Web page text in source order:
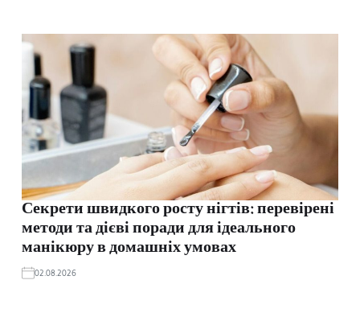
Секрети швидкого росту нігтів: перевірені
методи та дієві поради для ідеального
манікюру в домашніх умовах
02.08.2026